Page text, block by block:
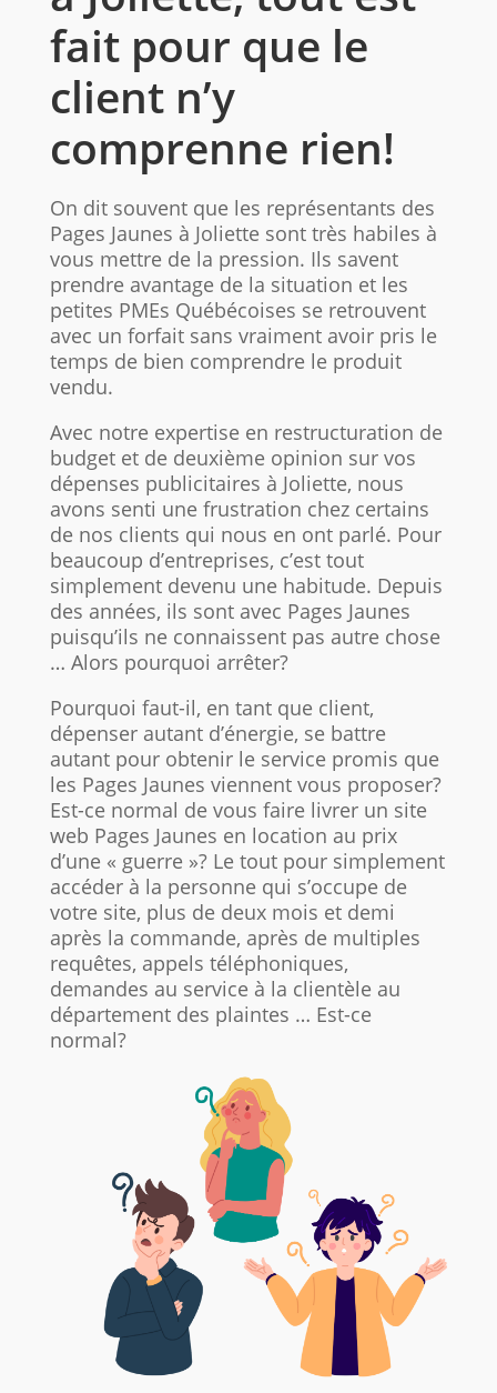
fait pour que le
client n’y
comprenne rien!
On dit souvent que les représentants des
Pages Jaunes à Joliette sont très habiles à
vous mettre de la pression. Ils savent
prendre avantage de la situation et les
petites PMEs Québécoises se retrouvent
avec un forfait sans vraiment avoir pris le
temps de bien comprendre le produit
vendu.
Avec notre expertise en restructuration de
budget et de deuxième opinion sur vos
dépenses publicitaires à Joliette, nous
avons senti une frustration chez certains
de nos clients qui nous en ont parlé. Pour
beaucoup d’entreprises, c’est tout
simplement devenu une habitude. Depuis
des années, ils sont avec Pages Jaunes
puisqu’ils ne connaissent pas autre chose
… Alors pourquoi arrêter?
Pourquoi faut-il, en tant que client,
dépenser autant d’énergie, se battre
autant pour obtenir le service promis que
les Pages Jaunes viennent vous proposer?
Est-ce normal de vous faire livrer un site
web Pages Jaunes en location au prix
d’une « guerre »? Le tout pour simplement
accéder à la personne qui s’occupe de
votre site, plus de deux mois et demi
après la commande, après de multiples
requêtes, appels téléphoniques,
demandes au service à la clientèle au
département des plaintes … Est-ce
normal?